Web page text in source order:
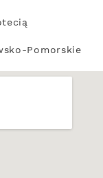
Pomorskie